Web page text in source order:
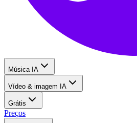
Música IA
Vídeo & imagem IA
Grátis
Preços